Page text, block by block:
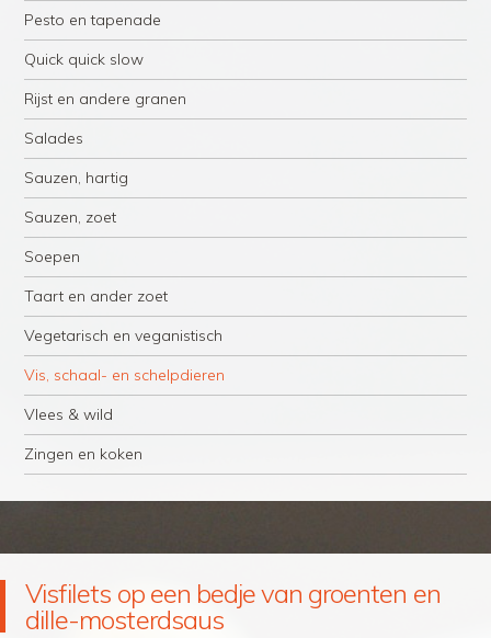
Pesto en tapenade
Quick quick slow
Rijst en andere granen
Salades
Sauzen, hartig
Sauzen, zoet
Soepen
Taart en ander zoet
Vegetarisch en veganistisch
Vis, schaal- en schelpdieren
Vlees & wild
Zingen en koken
Visfilets op een bedje van groenten en
dille-mosterdsaus